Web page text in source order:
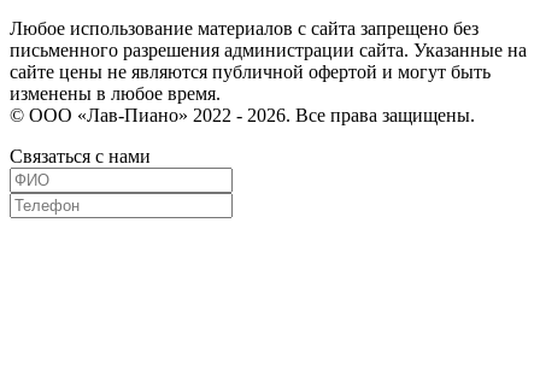
Любое использование материалов с сайта запрещено без
письменного разрешения администрации сайта. Указанные на
сайте цены не являются публичной офертой и могут быть
изменены в любое время.
© ООО «Лав-Пиано» 2022 - 2026. Все права защищены.
Связаться с нами